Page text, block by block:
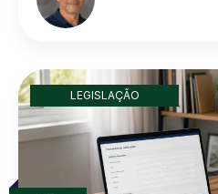
LEGISLAÇÃO